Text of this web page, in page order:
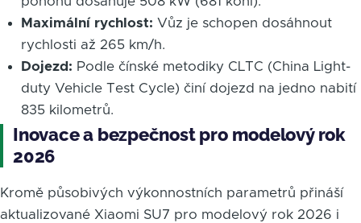
Maximální rychlost: Vůz je schopen dosáhnout
rychlosti až 265 km/h.
Dojezd: Podle čínské metodiky CLTC (China Light-
duty Vehicle Test Cycle) činí dojezd na jedno nabití
835 kilometrů.
Inovace a bezpečnost pro modelový rok
2026
Kromě působivých výkonnostních parametrů přináší
aktualizované Xiaomi SU7 pro modelový rok 2026 i